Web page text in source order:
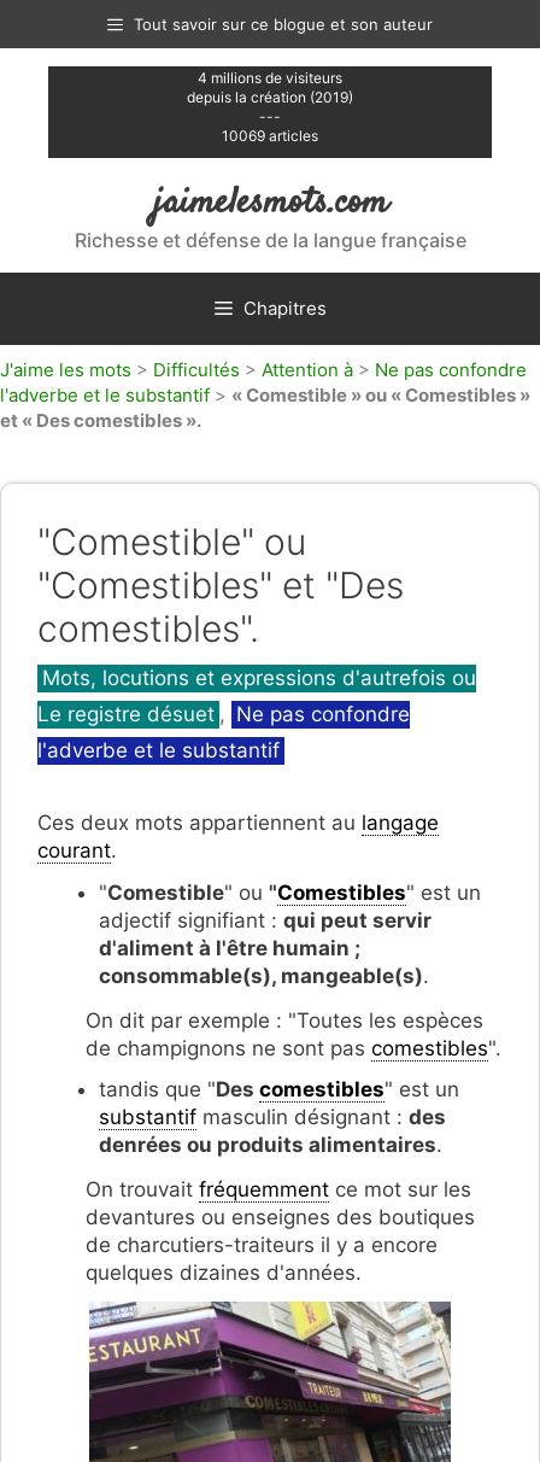
contenu
Tout savoir sur ce blogue et son auteur
4 millions de visiteurs
depuis la création (2019)
---
10069 articles
jaimelesmots.com
Richesse et défense de la langue française
Chapitres
J'aime les mots > Difficultés > Attention à > Ne pas confondre
l'adverbe et le substantif > « Comestible » ou « Comestibles »
et « Des comestibles ».
"Comestible" ou
"Comestibles" et "Des
comestibles".
Catégories
Mots, locutions et expressions d'autrefois ou
Le registre désuet , Ne pas confondre
l'adverbe et le substantif
Ces deux mots appartiennent au langage
courant.
"Comestible" ou "Comestibles" est un
adjectif signifiant : qui peut servir
d'aliment à l'être humain ;
consommable(s), mangeable(s).
On dit par exemple : "Toutes les espèces
de champignons ne sont pas comestibles".
tandis que "Des comestibles" est un
substantif masculin désignant : des
denrées ou produits alimentaires.
On trouvait fréquemment ce mot sur les
devantures ou enseignes des boutiques
de charcutiers-traiteurs il y a encore
quelques dizaines d'années.